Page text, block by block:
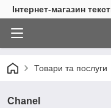
Інтернет-магазин
Товари та послуги
Chanel